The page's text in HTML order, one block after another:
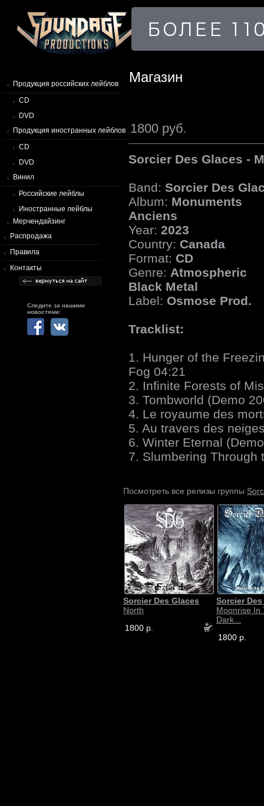
Продукция российских лейблов
CD
DVD
Продукция иностранных лейблов
CD
DVD
Винил
Российские лейблы
Иностранные лейблы
Мерчендайзинг
Распродажа
Правила
Контакты
Следите за нашими
новостями:
Магазин
1800 руб.
Sorcier Des Glaces -
Band: Sorcier Des
Album: Monuments
Anciens
Year: 2023
Country: Canada
Format: CD
Genre: Atmospheric
Black Metal
Label: Osmose Prod.
Tracklist:
1. Hunger of the
Fog 04:21
2. Infinite Forests of
3. Tombworld (Demo
4. Le royaume des
5. Au travers des
6. Winter Eternal
7. Slumbering Through
Посмотреть все релизы группы
Sorcier Des Glaces
North
1800 р.
Sorcier
Moonrise In
Dark...
1800 р.